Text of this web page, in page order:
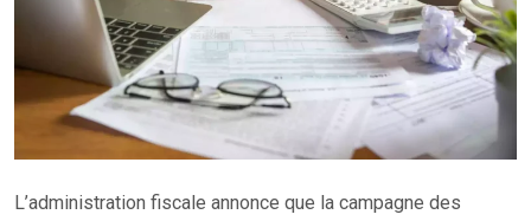
L’administration fiscale annonce que la campagne des